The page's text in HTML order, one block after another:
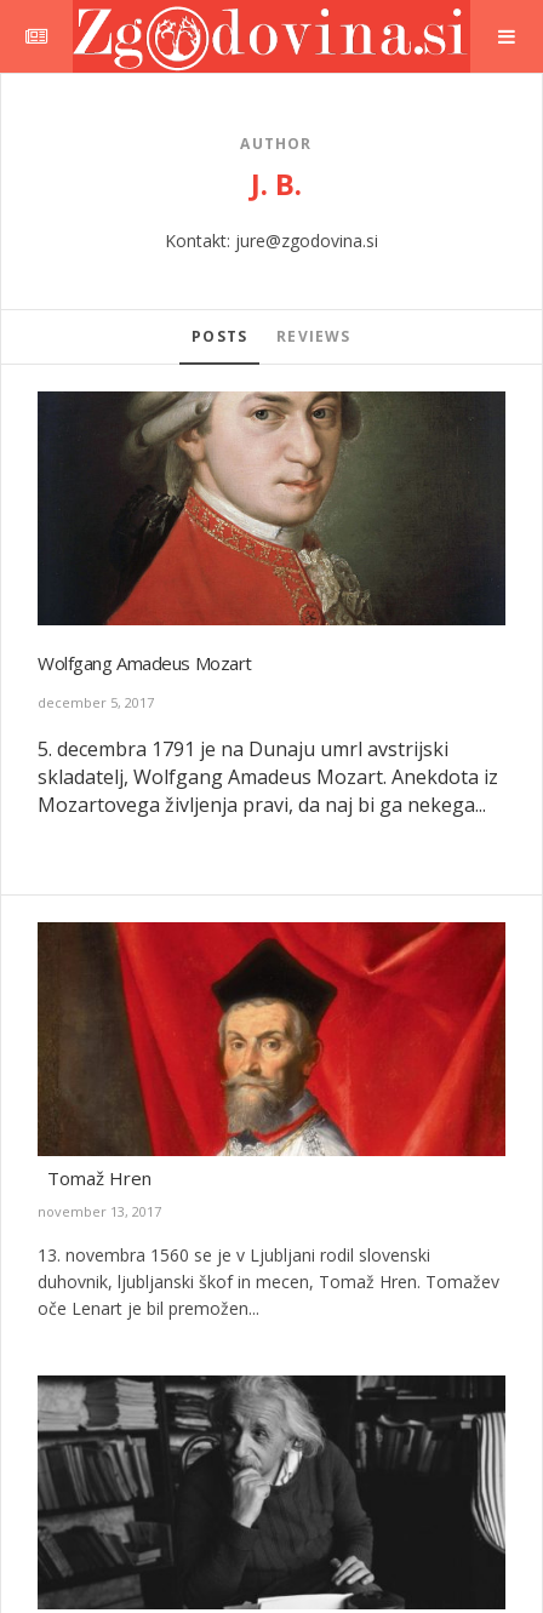
AUTHOR
J. B.
Kontakt: jure@zgodovina.si
POSTS REVIEWS
Wolfgang Amadeus Mozart
december 5, 2017
5. decembra 1791 je na Dunaju umrl avstrijski
skladatelj, Wolfgang Amadeus Mozart. Anekdota iz
Mozartovega življenja pravi, da naj bi ga nekega...
Tomaž Hren
november 13, 2017
13. novembra 1560 se je v Ljubljani rodil slovenski
duhovnik, ljubljanski škof in mecen, Tomaž Hren. Tomažev
oče Lenart je bil premožen...